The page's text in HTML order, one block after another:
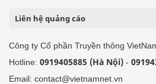
Liên hệ quảng cáo
Công ty Cổ phần Truyền thông
Hotline: 0919405885 (Hà Nội) -
Email: contact@vietnamnet.vn